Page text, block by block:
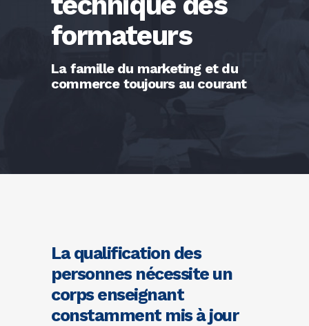
formateurs
La famille du marketing et du
commerce toujours au courant
La qualification des
personnes nécessite un
corps enseignant
constamment mis à jour